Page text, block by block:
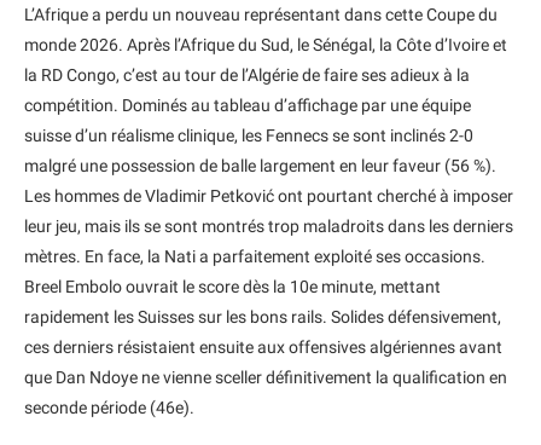
L’Afrique a perdu un nouveau représentant dans cette Coupe du
monde 2026. Après l’Afrique du Sud, le Sénégal, la Côte d’Ivoire et
la RD Congo, c’est au tour de l’Algérie de faire ses adieux à la
compétition. Dominés au tableau d’affichage par une équipe
suisse d’un réalisme clinique, les Fennecs se sont inclinés 2-0
malgré une possession de balle largement en leur faveur (56 %).
Les hommes de Vladimir Petković ont pourtant cherché à imposer
leur jeu, mais ils se sont montrés trop maladroits dans les derniers
mètres. En face, la Nati a parfaitement exploité ses occasions.
Breel Embolo ouvrait le score dès la 10e minute, mettant
rapidement les Suisses sur les bons rails. Solides défensivement,
ces derniers résistaient ensuite aux offensives algériennes avant
que Dan Ndoye ne vienne sceller définitivement la qualification en
seconde période (46e).